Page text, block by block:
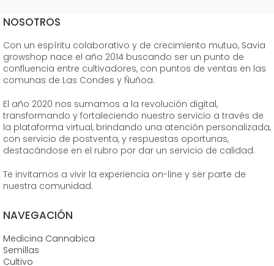
NOSOTROS
Con un espíritu colaborativo y de crecimiento mutuo, Savia
growshop nace el año 2014 buscando ser un punto de
confluencia entre cultivadores, con puntos de ventas en las
comunas de Las Condes y Ñuñoa.
El año 2020 nos sumamos a la revolución digital,
transformando y fortaleciendo nuestro servicio a través de
la plataforma virtual, brindando una atención personalizada,
con servicio de postventa, y respuestas oportunas,
destacándose en el rubro por dar un servicio de calidad.
Te invitamos a vivir la experiencia on-line y ser parte de
nuestra comunidad.
NAVEGACIÓN
Medicina Cannabica
Semillas
Cultivo